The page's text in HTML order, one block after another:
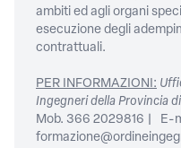
ambiti ed agli organi
esecuzione degli
contrattuali.
PER INFORMAZIONI:
Ingegneri della Provincia
Mob. 366 2029816 | E-